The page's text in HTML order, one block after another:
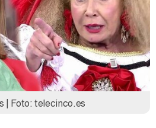
| Foto: telecinco.es